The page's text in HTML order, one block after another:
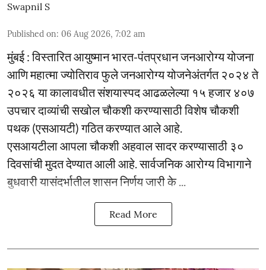
Swapnil S
Published on: 06 Aug 2026, 7:02 am
मुंबई : विस्तारित आयुष्मान भारत-पंतप्रधान जनआरोग्य योजना
आणि महात्मा ज्योतिराव फुले जनआरोग्य योजनेअंतर्गत २०२४ ते
२०२६ या कालावधीत संशयास्पद आढळलेल्या १५ हजार ४०७
उपचार दाव्यांची सखोल चौकशी करण्यासाठी विशेष चौकशी
पथक (एसआयटी) गठित करण्यात आले आहे.
एसआयटीला आपला चौकशी अहवाल सादर करण्यासाठी ३०
दिवसांची मुदत देण्यात आली आहे. सार्वजनिक आरोग्य विभागाने
बुधवारी यासंदर्भातील शासन निर्णय जारी के ...
Read More